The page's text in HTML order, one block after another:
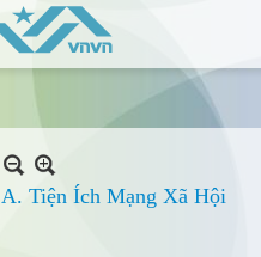
A. Tiện Ích Mạng Xã Hội